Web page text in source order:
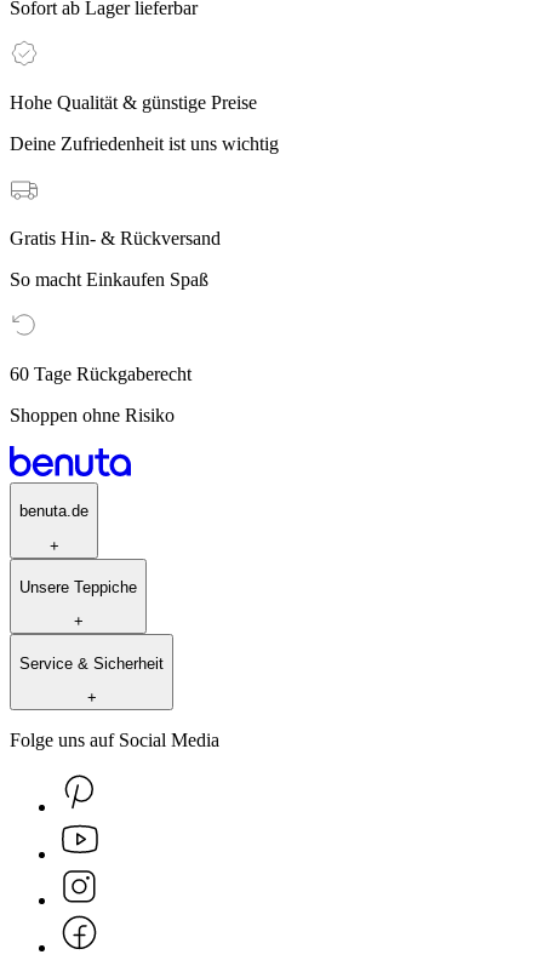
Sofort ab Lager lieferbar
Hohe Qualität & günstige Preise
Deine Zufriedenheit ist uns wichtig
Gratis Hin- & Rückversand
So macht Einkaufen Spaß
60 Tage Rückgaberecht
Shoppen ohne Risiko
benuta.de
+
Unsere Teppiche
+
Service & Sicherheit
+
Folge uns auf Social Media